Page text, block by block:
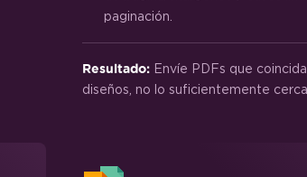
paginación.
Resultado: Envíe PDFs que
diseños, no lo suficientemente cerca.